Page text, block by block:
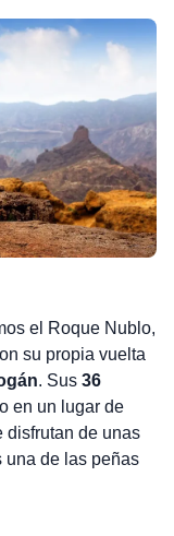
el Roque Nublo,
su propia vuelta
. Sus 36
en un lugar de
disfrutan de unas
una de las peñas